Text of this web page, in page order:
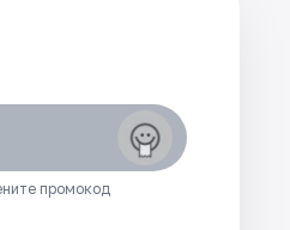
промокод